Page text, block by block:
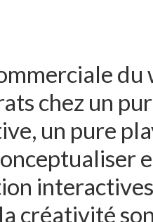
du
chez un
un pure
créativité